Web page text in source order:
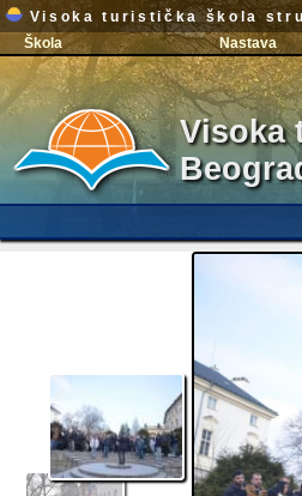
Visoka turistička škola
Škola
Nastava
Visoka